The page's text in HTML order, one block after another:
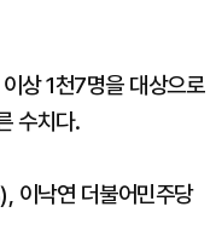
상 1천7명을 대상으로
수치다.
이낙연 더불어민주당